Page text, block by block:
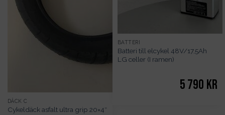
DÄCK C
Cykeldäck asfalt ultra grip 20×4″
BATTERI
Batteri till elcykel 48V/17,5Ah
LG celler (I ramen)
5 790 kr